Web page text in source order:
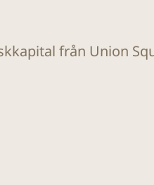
från Union